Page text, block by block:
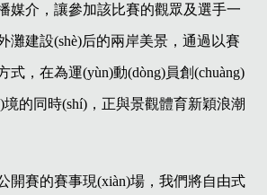
媒介，讓參加該比賽的觀眾及選手一
建設(shè)后的兩岸美景，通過以賽
方式，在為運(yùn)動(dòng)員創(chuàng)
的同時(shí)，正與景觀體育新穎浪潮
開賽的賽事現(xiàn)場，我們將自由式